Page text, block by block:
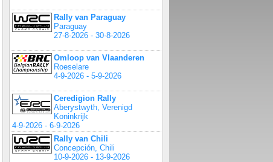
Rally van Paraguay
Paraguay
27-8-2026 - 30-8-2026
Omloop van Vlaanderen
Roeselare
4-9-2026 - 5-9-2026
Ceredigion Rally
Aberystwyth, Verenigd
Koninkrijk
4-9-2026 - 6-9-2026
Rally van Chili
Concepción, Chili
10-9-2026 - 13-9-2026